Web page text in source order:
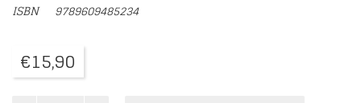
ISBN9789609485234
€15,90